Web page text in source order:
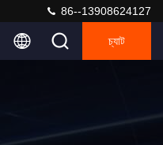
86--13908624127
চ্যাট